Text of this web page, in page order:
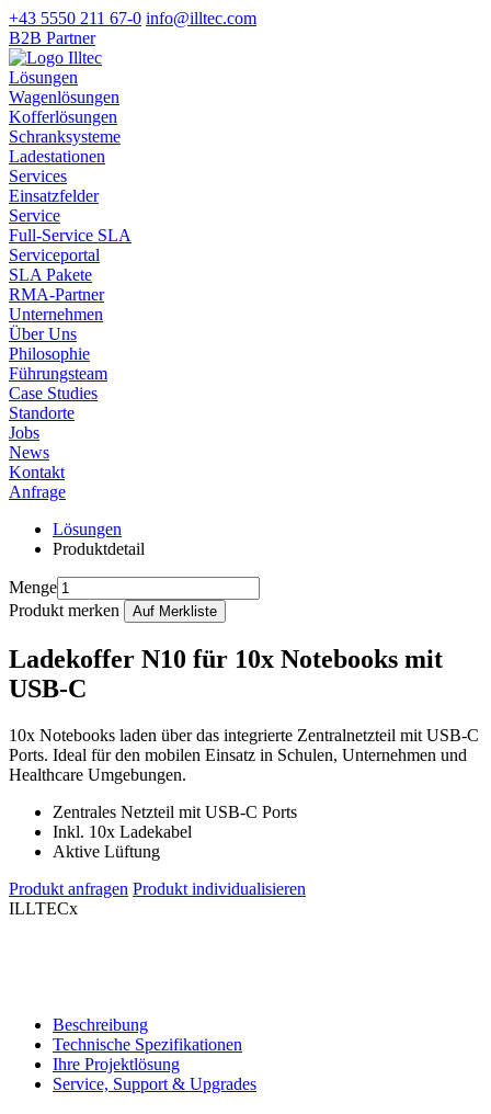
+43 5550 211 67-0 info@illtec.com
B2B Partner
Lösungen
Wagenlösungen
Kofferlösungen
Schranksysteme
Ladestationen
Services
Einsatzfelder
Service
Full-Service SLA
Serviceportal
SLA Pakete
RMA-Partner
Unternehmen
Über Uns
Philosophie
Führungsteam
Case Studies
Standorte
Jobs
News
Kontakt
Anfrage
Lösungen
Produktdetail
Menge
Produkt merken
Ladekoffer N10 für 10x Notebooks mit
USB-C
10x Notebooks laden über das integrierte Zentralnetzteil mit USB-C
Ports. Ideal für den mobilen Einsatz in Schulen, Unternehmen und
Healthcare Umgebungen.
Zentrales Netzteil mit USB-C Ports
Inkl. 10x Ladekabel
Aktive Lüftung
Produkt anfragen Produkt individualisieren
ILLTECx
Beschreibung
Technische Spezifikationen
Ihre Projektlösung
Service, Support & Upgrades